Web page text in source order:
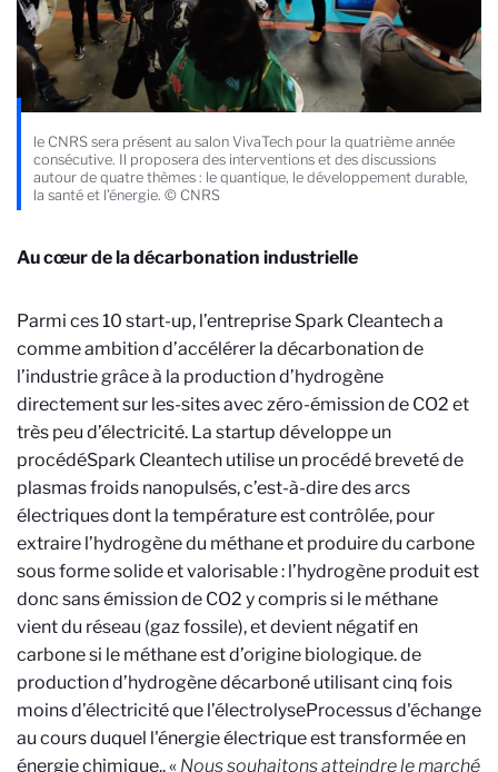
le CNRS sera présent au salon VivaTech pour la quatrième année
consécutive. Il proposera des interventions et des discussions
autour de quatre thèmes : le quantique, le développement durable,
la santé et l’énergie. © CNRS
Au cœur de la décarbonation industrielle
Parmi ces 10 start-up, l’entreprise Spark Cleantech a
comme ambition d’accélérer la décarbonation de
l’industrie grâce à la production d’hydrogène
directement sur les-sites avec zéro-émission de CO2 et
très peu d’électricité. La startup développe un
procédéSpark Cleantech utilise un procédé breveté de
plasmas froids nanopulsés, c’est-à-dire des arcs
électriques dont la température est contrôlée, pour
extraire l’hydrogène du méthane et produire du carbone
sous forme solide et valorisable : l’hydrogène produit est
donc sans émission de CO2 y compris si le méthane
vient du réseau (gaz fossile), et devient négatif en
carbone si le méthane est d’origine biologique.de
production d’hydrogène décarboné utilisant cinq fois
moins d’électricité que l’électrolyseProcessus d'échange
au cours duquel l'énergie électrique est transformée en
énergie chimique.. « Nous souhaitons atteindre le marché